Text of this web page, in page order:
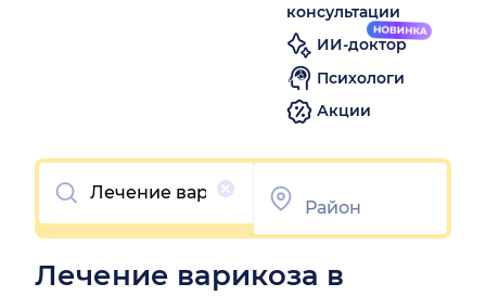
консультации
ИИ-доктор
Психологи
Акции
Очистить
Лечение варикоза в